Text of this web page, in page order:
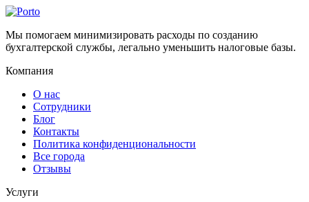
Мы помогаем минимизировать расходы по созданию
бухгалтерской службы, легально уменьшить налоговые базы.
Компания
О нас
Сотрудники
Блог
Контакты
Политика конфиденциональности
Все города
Отзывы
Услуги